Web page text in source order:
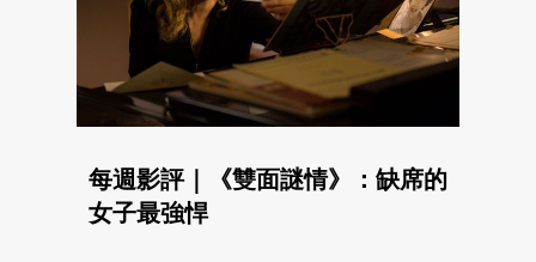
每週影評｜《雙面謎情》：缺席的
女子最強悍